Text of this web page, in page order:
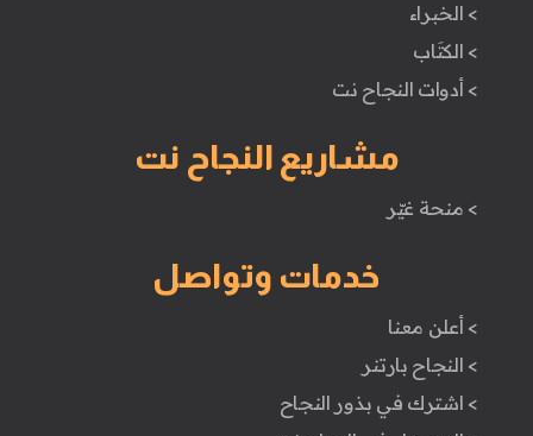
> الخبراء
> الكتَاب
> أدوات النجاح نت
مشاريع النجاح نت
> منحة غيّر
خدمات وتواصل
> أعلن معنا
> النجاح بارتنر
> اشترك في بذور النجاح